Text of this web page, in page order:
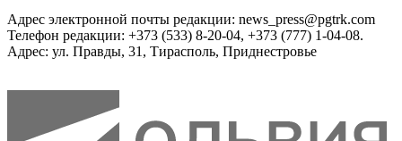
Адрес электронной почты редакции: news_press@pgtrk.com
Телефон редакции: +373 (533) 8-20-04, +373 (777) 1-04-08.
Адрес: ул. Правды, 31, Тирасполь, Приднестровье